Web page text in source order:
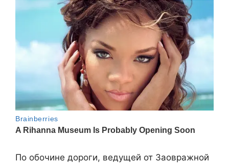
По обочине дороги, ведущей от Заовражной